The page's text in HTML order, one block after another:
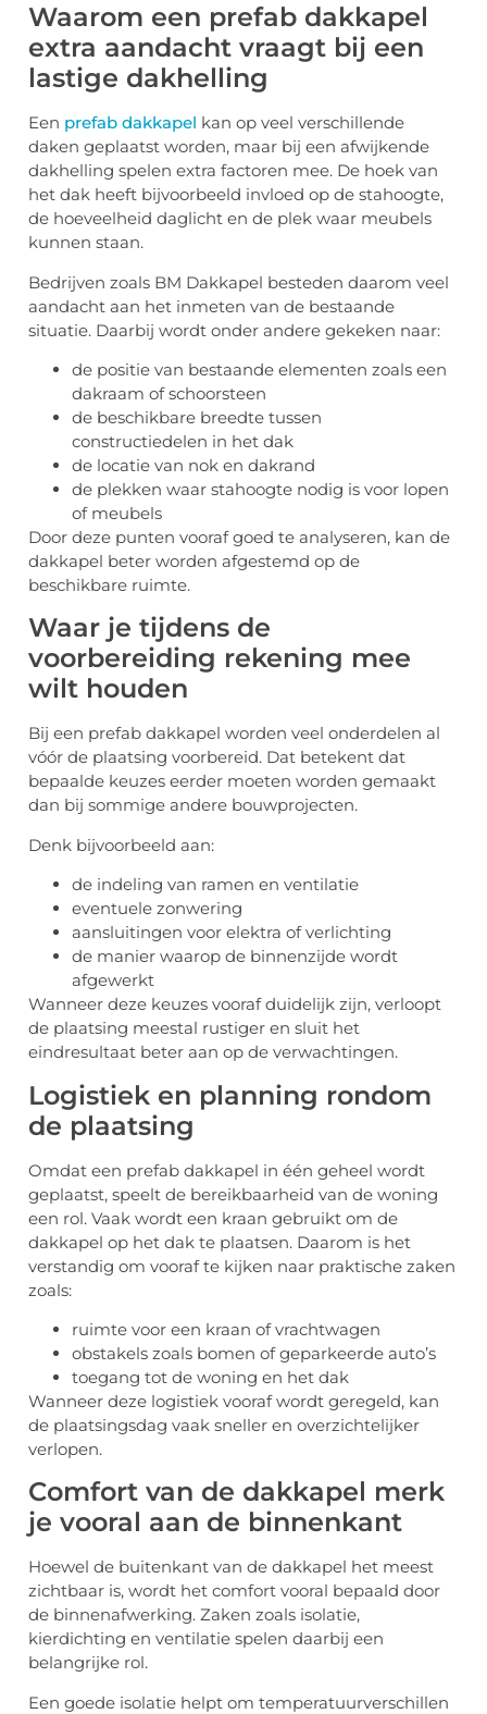
Waarom een prefab dakkapel
extra aandacht vraagt bij een
lastige dakhelling
Een prefab dakkapel kan op veel verschillende
daken geplaatst worden, maar bij een afwijkende
dakhelling spelen extra factoren mee. De hoek van
het dak heeft bijvoorbeeld invloed op de stahoogte,
de hoeveelheid daglicht en de plek waar meubels
kunnen staan.
Bedrijven zoals BM Dakkapel besteden daarom veel
aandacht aan het inmeten van de bestaande
situatie. Daarbij wordt onder andere gekeken naar:
de positie van bestaande elementen zoals een
dakraam of schoorsteen
de beschikbare breedte tussen
constructiedelen in het dak
de locatie van nok en dakrand
de plekken waar stahoogte nodig is voor lopen
of meubels
Door deze punten vooraf goed te analyseren, kan de
dakkapel beter worden afgestemd op de
beschikbare ruimte.
Waar je tijdens de
voorbereiding rekening mee
wilt houden
Bij een prefab dakkapel worden veel onderdelen al
vóór de plaatsing voorbereid. Dat betekent dat
bepaalde keuzes eerder moeten worden gemaakt
dan bij sommige andere bouwprojecten.
Denk bijvoorbeeld aan:
de indeling van ramen en ventilatie
eventuele zonwering
aansluitingen voor elektra of verlichting
de manier waarop de binnenzijde wordt
afgewerkt
Wanneer deze keuzes vooraf duidelijk zijn, verloopt
de plaatsing meestal rustiger en sluit het
eindresultaat beter aan op de verwachtingen.
Logistiek en planning rondom
de plaatsing
Omdat een prefab dakkapel in één geheel wordt
geplaatst, speelt de bereikbaarheid van de woning
een rol. Vaak wordt een kraan gebruikt om de
dakkapel op het dak te plaatsen. Daarom is het
verstandig om vooraf te kijken naar praktische zaken
zoals:
ruimte voor een kraan of vrachtwagen
obstakels zoals bomen of geparkeerde auto’s
toegang tot de woning en het dak
Wanneer deze logistiek vooraf wordt geregeld, kan
de plaatsingsdag vaak sneller en overzichtelijker
verlopen.
Comfort van de dakkapel merk
je vooral aan de binnenkant
Hoewel de buitenkant van de dakkapel het meest
zichtbaar is, wordt het comfort vooral bepaald door
de binnenafwerking. Zaken zoals isolatie,
kierdichting en ventilatie spelen daarbij een
belangrijke rol.
Een goede isolatie helpt om temperatuurverschillen